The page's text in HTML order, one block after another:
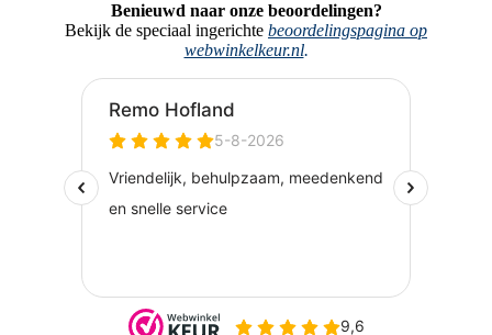
Benieuwd naar onze beoordelingen?
Bekijk de speciaal ingerichte beoordelingspagina op
webwinkelkeur.nl.